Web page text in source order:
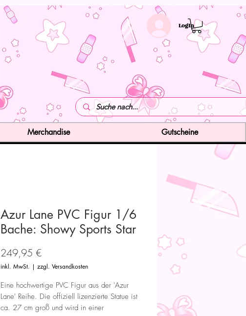
LogIn
Azur Lane PVC Figur 1/6
Bache: Showy Sports Star
249,95 €Preis
inkl. MwSt. | zzgl. Versandkosten
Eine hochwertige PVC Figur aus der 'Azur
Lane' Reihe. Die offiziell lizenzierte Statue ist
ca. 27 cm groß und wird in einer
Merchandise Gutscheine